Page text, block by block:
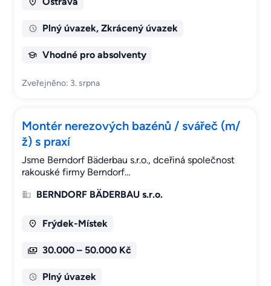
Plný úvazek, Zkrácený úvazek
Vhodné pro absolventy
Zveřejněno: 3. srpna
Montér nerezových bazénů / svářeč (m/
ž) s praxí
Jsme Berndorf Bäderbau s.r.o., dceřiná společnost
rakouské firmy Berndorf…
BERNDORF BÄDERBAU s.r.o.
Frýdek-Místek
30.000 – 50.000 Kč
Plný úvazek